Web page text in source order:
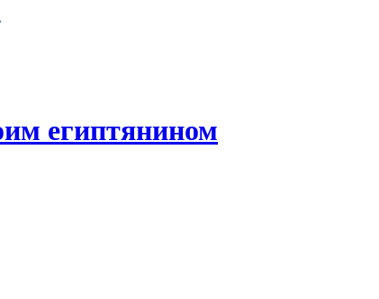
египтянином